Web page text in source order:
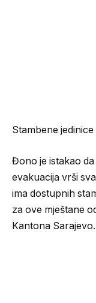
Stambene jedinice
Đono je istakao
evakuacija vrši
ima dostupnih
za ove mještane
Kantona Sarajevo.